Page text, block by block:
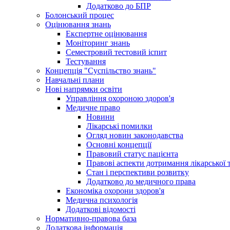
Додатково до БПР
Болонський процес
Оцінювання знань
Експертне оцінювання
Моніторинг знань
Семестровий тестовий іспит
Тестування
Концепція "Суспільство знань"
Навчальні плани
Нові напрямки освіти
Управління охороною здоров'я
Медичне право
Новини
Лікарські помилки
Огляд новин законодавства
Основні концепції
Правовий статус пацієнта
Правові аспекти дотримання лікарської
Стан і перспективи розвитку
Додатково до медичного права
Економіка охорони здоров'я
Медична психологія
Додаткові відомості
Нормативно-правова база
Додаткова інформація